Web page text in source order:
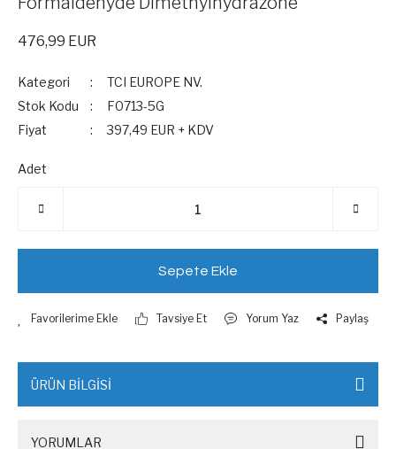
476,99 EUR
Kategori
TCI EUROPE NV.
Stok Kodu
F0713-5G
Fiyat
397,49 EUR + KDV
Adet
Sepete Ekle
Tavsiye Et Yorum Yaz Paylaş
ÜRÜN BİLGİSİ
YORUMLAR